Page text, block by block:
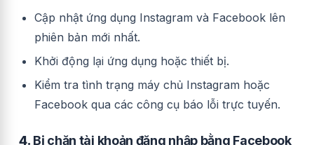
Cập nhật ứng dụng Instagram và Facebook lên
phiên bản mới nhất.
Khởi động lại ứng dụng hoặc thiết bị.
Kiểm tra tình trạng máy chủ Instagram hoặc
Facebook qua các công cụ báo lỗi trực tuyến.
4. Bị chặn tài khoản đăng nhập bằng Facebook